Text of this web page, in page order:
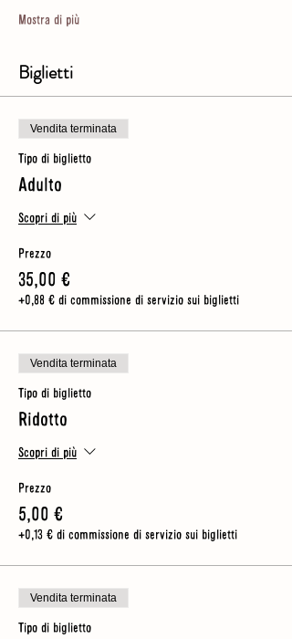
Mostra di più
Biglietti
Vendita terminata
Tipo di biglietto
Adulto
Scopri di più
Prezzo
35,00 €
+0,88 € di commissione di servizio sui biglietti
Vendita terminata
Tipo di biglietto
Ridotto
Scopri di più
Prezzo
5,00 €
+0,13 € di commissione di servizio sui biglietti
Vendita terminata
Tipo di biglietto